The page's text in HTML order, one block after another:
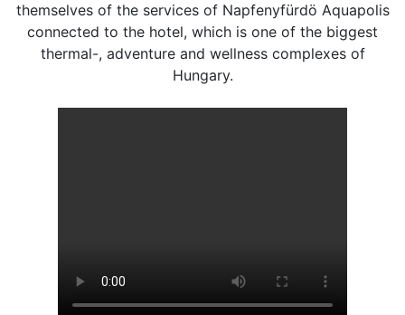
themselves of the services of Napfenyfürdö Aquapolis
connected to the hotel, which is one of the biggest
thermal-, adventure and wellness complexes of
Hungary.